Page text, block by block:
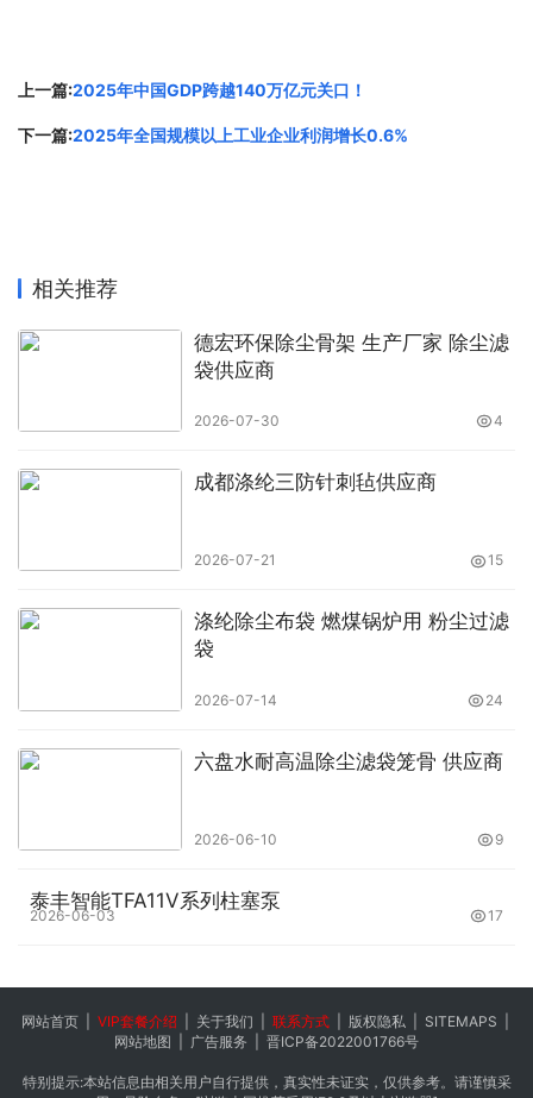
上一篇:2025年中国GDP跨越140万亿元关口！
下一篇:2025年全国规模以上工业企业利润增长0.6%
相关推荐
德宏环保除尘骨架 生产厂家 除尘滤
袋供应商
2026-07-30 4
成都涤纶三防针刺毡供应商
2026-07-21 15
涤纶除尘布袋 燃煤锅炉用 粉尘过滤
袋
2026-07-14 24
六盘水耐高温除尘滤袋笼骨 供应商
2026-06-10 9
泰丰智能TFA11V系列柱塞泵
2026-06-03 17
网站首页| VIP套餐介绍 关于我们 联系方式| 版权隐私| SITEMAPS
网站地图
广告服务 晋ICP备2022001766号
特别提示:本站信息由相关用户自行提供，真实性未证实，仅供参考。请谨慎采